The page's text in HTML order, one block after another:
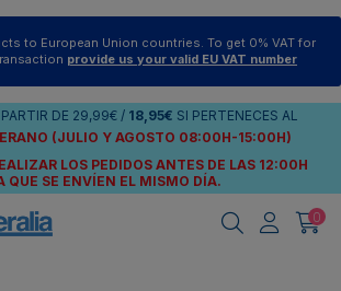
to European Union countries. To get 0% VAT for
provide us your valid EU VAT number
DE 29,99€ / 18,95€ SI PERTENECES AL
(JULIO Y AGOSTO 08:00H-15:00H)
LOS PEDIDOS ANTES DE LAS 12:00H
QUE SE ENVÍEN EL MISMO DÍA.
0